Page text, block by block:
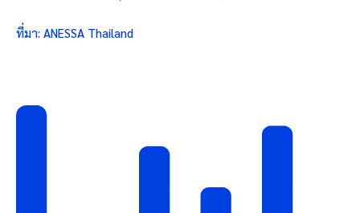
ที่มา: ANESSA Thailand